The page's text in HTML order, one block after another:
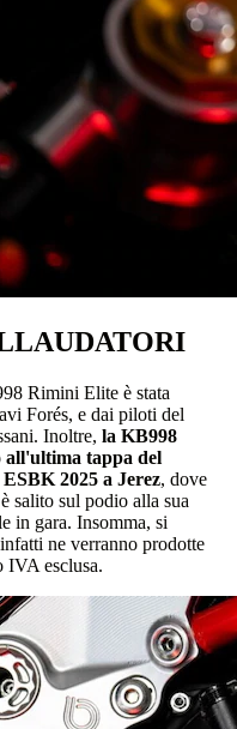
Rimini Elite è stata
Forés, e dai piloti del
Inoltre, la KB998
all'ultima tappa del
2025 a Jerez, dove
salito sul podio alla sua
in gara. Insomma, si
ne verranno prodotte
IVA esclusa.